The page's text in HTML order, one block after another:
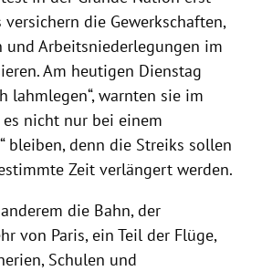
die Gewerkschaften,
Arbeitsniederlegungen im
Am heutigen Dienstag
lahmlegen“, warnten sie im
nicht nur bei einem
bleiben, denn die Streiks sollen
Zeit verlängert werden.
die Bahn, der
von Paris, ein Teil der Flüge,
Schulen und